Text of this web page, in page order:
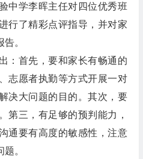
中学李晖主任对四位优秀班
行了精彩点评指导，并对家
。
：首先，要和家长有畅通的
志愿者执勤等方式开展一对
决大问题的目的。其次，要
第三，有足够的预判能力，
通要有高度的敏感性，注意
。